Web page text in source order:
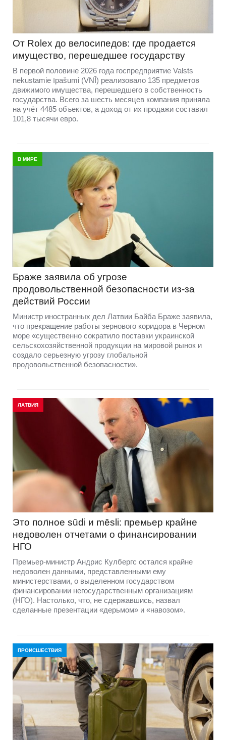
От Rolex до велосипедов: где продается
имущество, перешедшее государству
В первой половине 2026 года госпредприятие Valsts
nekustamie īpašumi (VNĪ) реализовало 135 предметов
движимого имущества, перешедшего в собственность
государства. Всего за шесть месяцев компания приняла
на учёт 4485 объектов, а доход от их продажи составил
101,8 тысячи евро.
В МИРЕ
Браже заявила об угрозе
продовольственной безопасности из-за
действий России
Министр иностранных дел Латвии Байба Браже заявила,
что прекращение работы зернового коридора в Черном
море «существенно сократило поставки украинской
сельскохозяйственной продукции на мировой рынок и
создало серьезную угрозу глобальной
продовольственной безопасности».
ЛАТВИЯ
Это полное sūdi и mēsli: премьер крайне
недоволен отчетами о финансировании
НГО
Премьер-министр Андрис Кулбергс остался крайне
недоволен данными, представленными ему
министерствами, о выделенном государством
финансировании негосударственным организациям
(НГО). Настолько, что, не сдержавшись, назвал
сделанные презентации «дерьмом» и «навозом».
ПРОИСШЕСТВИЯ